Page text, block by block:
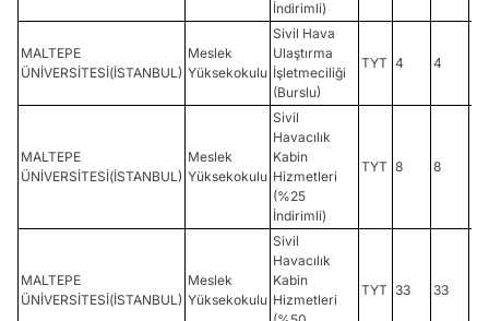
İndirimli)
MALTEPE
ÜNİVERSİTESİ(İSTANBUL)
Meslek
Yüksekokulu
Sivil Hava
Ulaştırma
İşletmeciliği
(Burslu)
TYT 4 4
MALTEPE
ÜNİVERSİTESİ(İSTANBUL)
Meslek
Yüksekokulu
Sivil
Havacılık
Kabin
Hizmetleri
(%25
İndirimli)
TYT 8 8
MALTEPE
ÜNİVERSİTESİ(İSTANBUL)
Meslek
Yüksekokulu
Sivil
Havacılık
Kabin
Hizmetleri
TYT 33 33